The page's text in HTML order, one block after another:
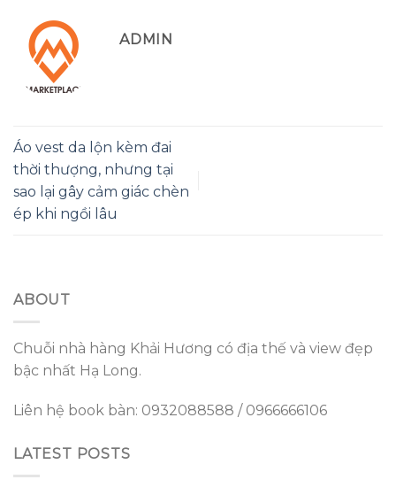
ADMIN
Áo vest da lộn kèm đai
thời thượng, nhưng tại
sao lại gây cảm giác chèn
ép khi ngồi lâu
ABOUT
Chuỗi nhà hàng Khải Hương có địa thế và view đẹp
bậc nhất Hạ Long.
Liên hệ book bàn: 0932088588 / 0966666106
LATEST POSTS